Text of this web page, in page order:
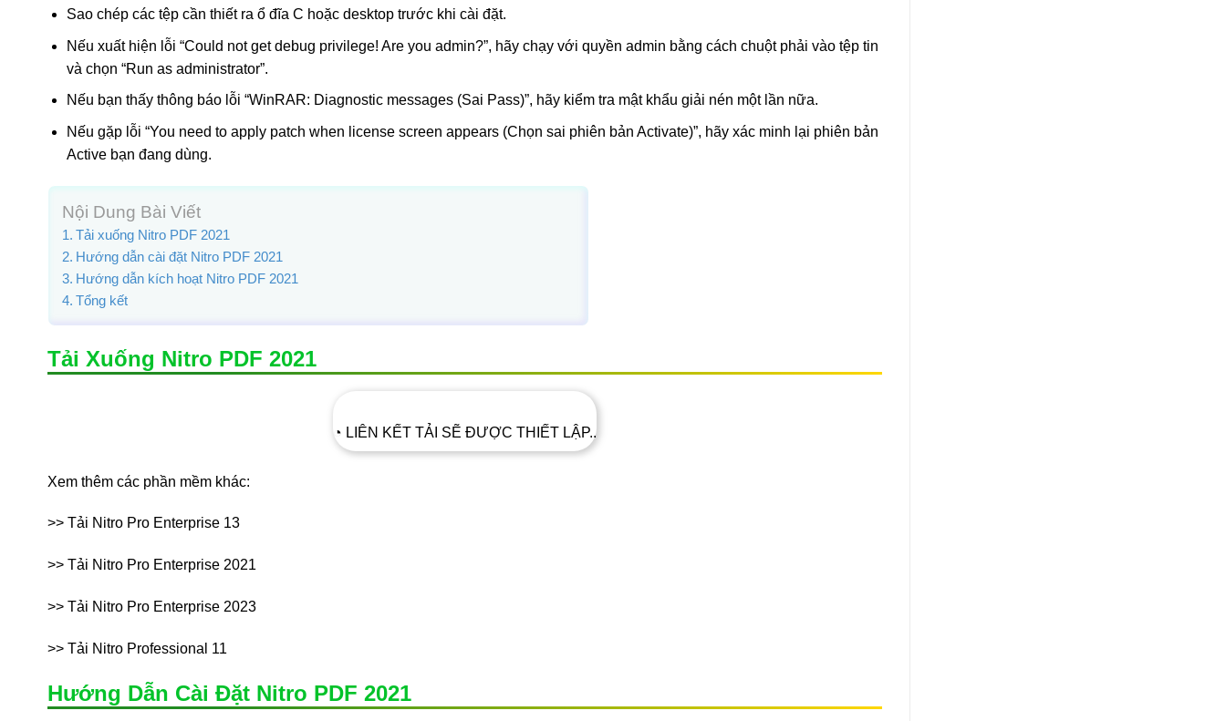
Sao chép các tệp cần thiết ra ổ đĩa C hoặc desktop trước khi cài đặt.
Nếu xuất hiện lỗi “Could not get debug privilege! Are you admin?”, hãy chạy với quyền admin bằng cách chuột phải vào tệp tin
và chọn “Run as administrator”.
Nếu bạn thấy thông báo lỗi “WinRAR: Diagnostic messages (Sai Pass)”, hãy kiểm tra mật khẩu giải nén một lần nữa.
Nếu gặp lỗi “You need to apply patch when license screen appears (Chọn sai phiên bản Activate)”, hãy xác minh lại phiên bản
Active bạn đang dùng.
Nội Dung Bài Viết
Tải xuống Nitro PDF 2021
Hướng dẫn cài đặt Nitro PDF 2021
Hướng dẫn kích hoạt Nitro PDF 2021
Tổng kết
Tải Xuống Nitro PDF 2021
◔ LIÊN KẾT TẢI SẼ ĐƯỢC THIẾT LẬP..
Xem thêm các phần mềm khác:
>> Tải Nitro Pro Enterprise 13
>> Tải Nitro Pro Enterprise 2021
>> Tải Nitro Pro Enterprise 2023
>> Tải Nitro Professional 11
Hướng Dẫn Cài Đặt Nitro PDF 2021